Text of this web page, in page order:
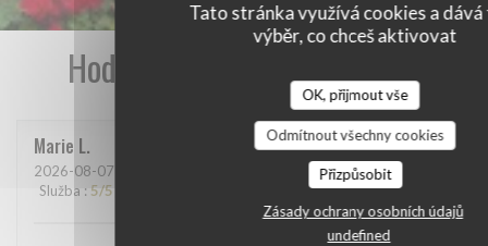
Tato stránka využívá cookies a dává
výběr, co chceš aktivovat
OK, přijmout vše
Odmítnout všechny cookies
Přizpůsobit
Zásady ochrany osobních údajů
undefined
Hodnocení našich zákazníků
Marie L
2026-08-07
Služba : 5/5 /5 Kvalita / Cena